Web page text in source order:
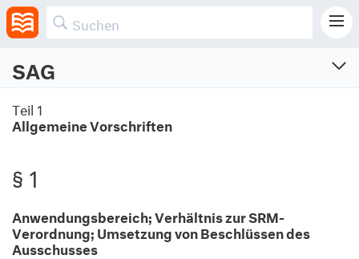
SAG
Gesetz zur Sanierung und Abwicklung von Instituten und Finanzgruppen
Teil 1
Allgemeine Vorschriften
Teil 1
Allgemeine Vorschriften
§ 1
Anwendungsbereich; Verhältnis zur SRM-
Verordnung; Umsetzung von Beschlüssen des
Ausschusses